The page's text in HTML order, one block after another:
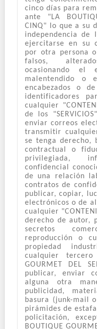
cinco días para
ante "LA
CINQ" lo que a su
independencia de
ejercitarse en su
por otra persona
falsos,
ocasionando el
malentendido o
encabezados o
identificadores
cualquier
de los
enviar correos
transmitir
se tenga derecho,
contractual o
privilegiada,
confidencial
de una relación
contratos de
publicar, copiar,
electrónicos o de
cualquier
derecho de autor,
secretos
reproducción o
propiedad
cualquier
GOURMET DEL
publicar, enviar
alguna otra
publicidad,
basura (junk-mail
pirámides de
policitación,
BOUTIQUE